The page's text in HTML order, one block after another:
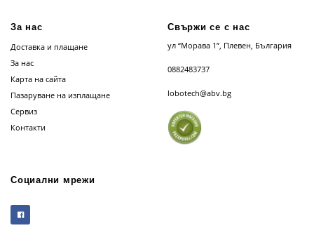
За нас
Доставка и плащане
За нас
Карта на сайта
Пазаруване на изплащане
Сервиз
Контакти
Свържи се с нас
ул “Морава 1”, Плевен, България
0882483737
lobotech@abv.bg
Социални мрежи